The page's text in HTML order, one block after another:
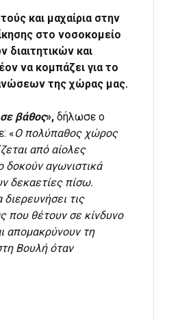
και μαχαίρια στην
στο νοσοκομείο
και
να κομπάζει για το
της χώρας μας.
βάθος», δήλωσε ο
«Ο πολύπαθος χώρος
από αίολες
δοκούν αγωνιστικά
δεκαετίες πίσω.
τις
που θέτουν σε κίνδυνο
απομακρύνουν τη
Βουλή όταν